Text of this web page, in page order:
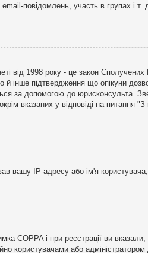
повідомлень, участь в групах і
від 1998 року - це закон
інше підтвердження що опікуни
за допомогою до юрисконсульта.
вказаних у відповіді на питання
вашу IP-адресу або ім'я
COPPA і при реєстрації ви
користувачами або